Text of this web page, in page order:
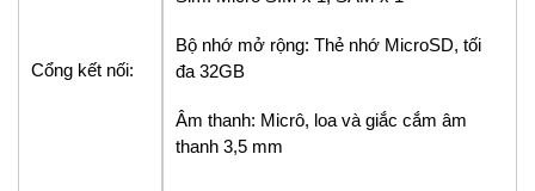
Cổng kết nối:
Bộ nhớ mở rộng: Thẻ nhớ MicroSD, tối
đa 32GB
Âm thanh: Micrô, loa và giắc cắm âm
thanh 3,5 mm